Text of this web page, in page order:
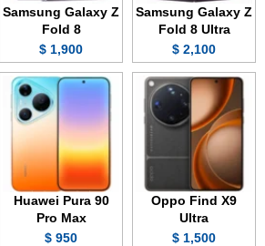
Samsung Galaxy Z
Fold 8 Ultra
2,100 $
Samsung Galaxy Z
Fold 8
1,900 $
Oppo Find X9
Ultra
1,500 $
Huawei Pura 90
Pro Max
950 $